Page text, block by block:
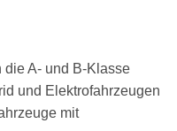
die A- und B-Klasse
und Elektrofahrzeugen
mit